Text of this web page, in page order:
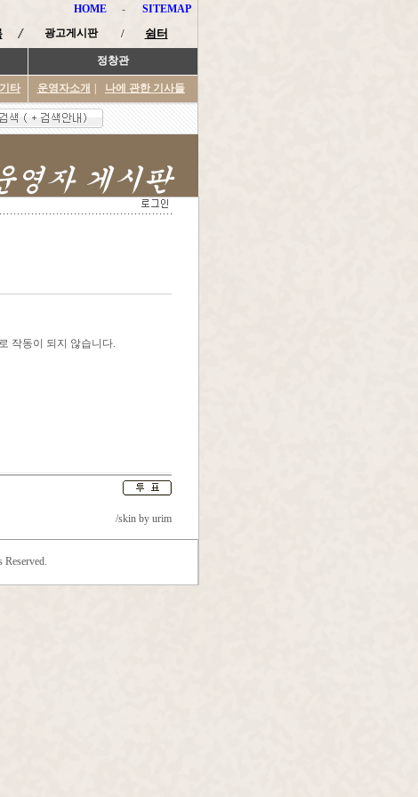
HOME - SITEMAP
광고게시판 / 쉼터
정창관
기타 운영자소개 나에 관한 기사들
작동이 되지 않습니다.
/skin by urim